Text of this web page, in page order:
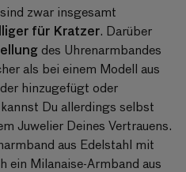
zwar insgesamt
für Kratzer. Darüber
des Uhrenarmbandes
als bei einem Modell aus
hinzugefügt oder
Du allerdings selbst
Juwelier Deines Vertrauens.
aus Edelstahl mit
ein Milanaise-Armband aus